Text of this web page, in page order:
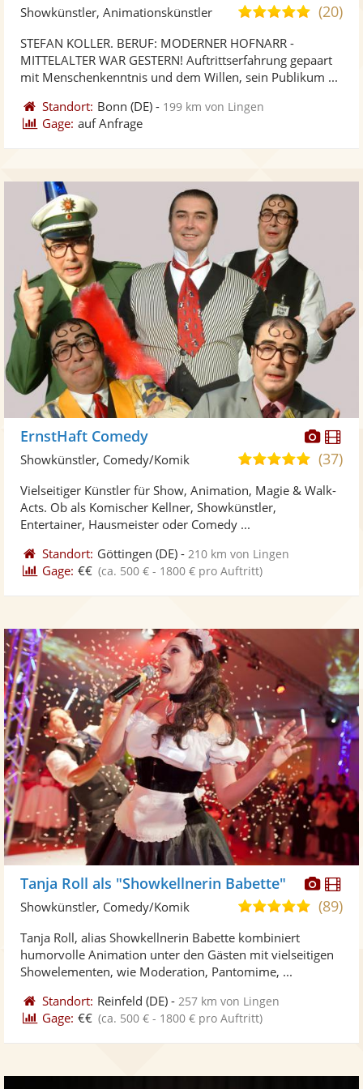
4,9
Sternen
(20)
Showkünstler, Animationskünstler
STEFAN KOLLER. BERUF: MODERNER HOFNARR -
MITTELALTER WAR GESTERN! Auftrittserfahrung gepaart
mit Menschenkenntnis und dem Willen, sein Publikum ...
Standort: Bonn (DE) - 199 km von Lingen
Gage: auf Anfrage
Fotos
ErnstHaft Comedy
4,9
5
(37)
Showkünstler, Comedy/Komik
Vielseitiger Künstler für Show, Animation, Magie & Walk-
Acts. Ob als Komischer Kellner, Showkünstler,
Entertainer, Hausmeister oder Comedy ...
Standort: Göttingen (DE) - 210 km von Lingen
Gage: €€ (ca. 500 € - 1800 € pro Auftritt)
Tanja Roll als "Showkellnerin Babette"
5,0
Sternen
(89)
Showkünstler, Comedy/Komik
Tanja Roll, alias Showkellnerin Babette kombiniert
humorvolle Animation unter den Gästen mit vielseitigen
Showelementen, wie Moderation, Pantomime, ...
Standort: Reinfeld (DE) - 257 km von Lingen
Gage: €€ (ca. 500 € - 1800 € pro Auftritt)